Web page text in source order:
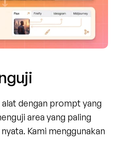
dengan prompt yang
area yang paling
Kami menggunakan